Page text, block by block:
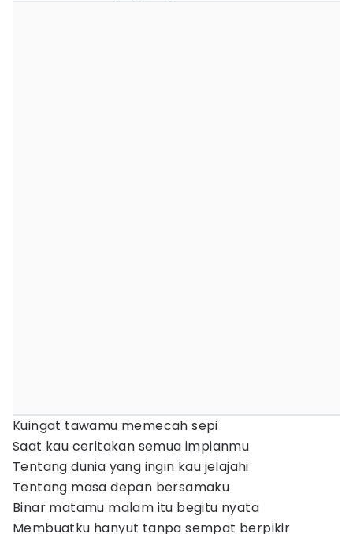
Kuingat tawamu memecah sepi
Saat kau ceritakan semua impianmu
Tentang dunia yang ingin kau jelajahi
Tentang masa depan bersamaku
Binar matamu malam itu begitu nyata
Membuatku hanyut tanpa sempat berpikir